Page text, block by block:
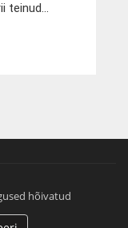
teinud...
hõivatud